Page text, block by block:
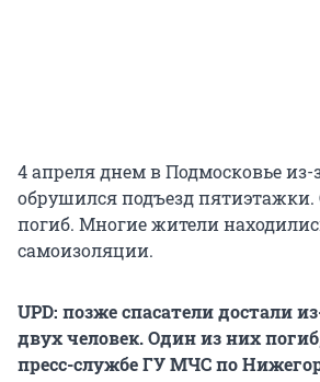
4 апреля днем в Подмосковье из-
обрушился подъезд
погиб. Многие жители
самоизоляции.
UPD: позже спасатели достали
двух человек. Один из них
пресс-службе ГУ МЧС по